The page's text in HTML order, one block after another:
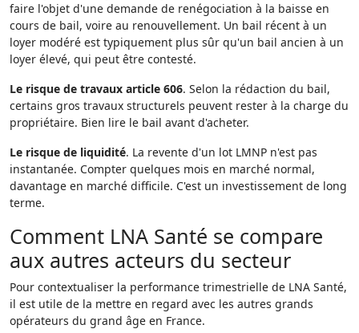
faire l'objet d'une demande de renégociation à la baisse en
cours de bail, voire au renouvellement. Un bail récent à un
loyer modéré est typiquement plus sûr qu'un bail ancien à un
loyer élevé, qui peut être contesté.
Le risque de travaux article 606. Selon la rédaction du bail,
certains gros travaux structurels peuvent rester à la charge du
propriétaire. Bien lire le bail avant d'acheter.
Le risque de liquidité. La revente d'un lot LMNP n'est pas
instantanée. Compter quelques mois en marché normal,
davantage en marché difficile. C'est un investissement de long
terme.
Comment LNA Santé se compare
aux autres acteurs du secteur
Pour contextualiser la performance trimestrielle de LNA Santé,
il est utile de la mettre en regard avec les autres grands
opérateurs du grand âge en France.